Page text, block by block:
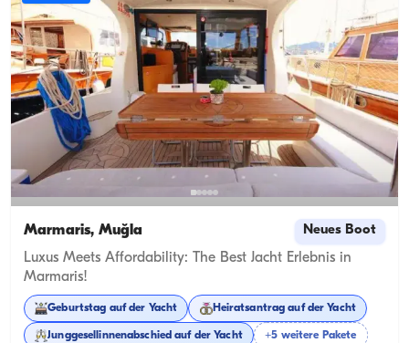
Marmaris, Muğla Neues Boot
Luxus Meets Affordability: The Best Jacht Erlebnis in
Marmaris!
Geburtstag auf der Yacht Heiratsantrag auf der Yacht
Junggesellinnenabschied auf der Yacht +5 weitere Pakete